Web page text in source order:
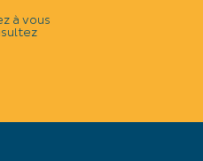
à vous